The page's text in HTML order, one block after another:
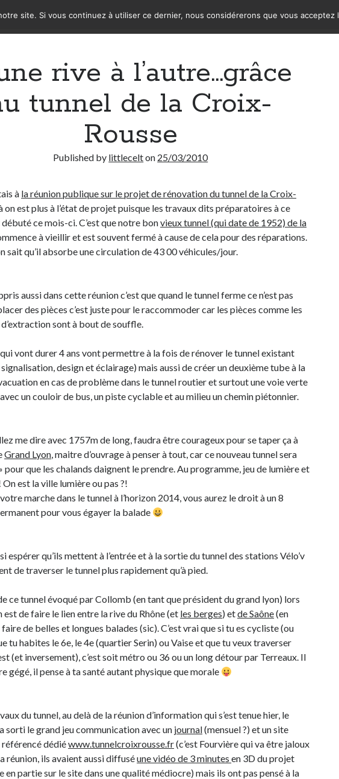
rive à l’autre…grâce
tunnel de la Croix-
Rousse
Published by littlecelton 25/03/2010
à la réunion publique sur le projet de rénovation du tunnel de la Croix-
on est plus à l’état de projet puisque les travaux dits préparatoires à ce
ce mois-ci. C’est que notre bonvieux tunnel (qui date de 1952) de la
à vieillir et est souvent fermé à cause de cela pour des réparations.
sait qu’il absorbe une circulation de 43 00 véhicules/jour.
aussi dans cette réunion c’est que quand le tunnel ferme ce n’est pas
des pièces c’est juste pour le raccommoder car les pièces comme les
sont à bout de souffle.
vont durer 4 ans vont permettre à la fois de rénover le tunnel existant
design et éclairage) mais aussi de créer un deuxième tube à la
en cas de problème dans le tunnel routier et surtout une voie verte
un couloir de bus, un piste cyclable et au milieu un chemin piétonnier.
me dire avec 1757m de long, faudra être courageux pour se taper ça à
Grand Lyon, maitre d’ouvrage à penser à tout, car ce nouveau tunnel sera
pour que les chalands daignent le prendre. Au programme, jeu de lumière et
est la ville lumière ou pas ?!
marche dans le tunnel à l’horizon 2014, vous aurez le droit à un 8
pour vous égayer la balade
espérer qu’ils mettent à l’entrée et à la sortie du tunnel des stations Vélo’v
de traverser le tunnel plus rapidement qu’à pied.
ce tunnel évoqué par Collomb (en tant que président du grand lyon) lors
est de faire le lien entre la rive du Rhône (et les berges) etde Saône(en
de belles et longues balades (sic). C’est vrai que si tu es cycliste (ou
tu habites le 6e, le 4e (quartier Serin) ou Vaise et que tu veux traverser
(et inversement), c’est soit métro ou 36 ou un long détour par Terreaux. Il
gégé, il pense à ta santé autant physique que morale
du tunnel, au delà de la réunion d’information qui s’est tenue hier, le
sorti le grand jeu communication avec un journal(mensuel ?) et un site
dédiéwww.tunnelcroixrousse.fr(c’est Fourvière qui va être jaloux
réunion, ils avaient aussi diffuséune vidéo de 3 minutesen 3D du projet
en partie sur le site dans une qualité médiocre) mais ils ont pas pensé à la
site. Si vous continuez à utiliser ce dernier, nous considérerons que vous acceptez